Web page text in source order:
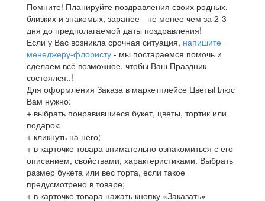
Помните! Планируйте поздравления своих родных,
близких и знакомых, заранее - не менее чем за 2-3
дня до предполагаемой даты поздравления!
Если у Вас возникла срочная ситуация, напишите
менеджеру-флористу - мы постараемся помочь и
сделаем всё возможное, чтобы Ваш Праздник
состоялся..!
Для оформления Заказа в маркетплейсе ЦветыПлюс
Вам нужно:
+ выбрать понравившиеся букет, цветы, тортик или
подарок;
+ кликнуть на него;
+ в карточке товара внимательно ознакомиться с его
описанием, свойствами, характеристиками. Выбрать
размер букета или вес торта, если такое
предусмотрено в товаре;
+ в карточке товара нажать кнопку «Заказать»